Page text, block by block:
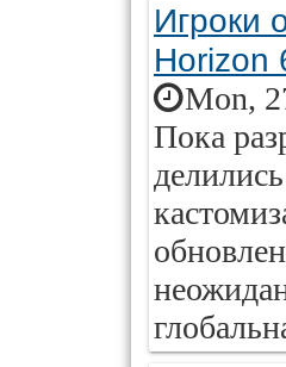
Игроки
Horizon
Mon,
Пока